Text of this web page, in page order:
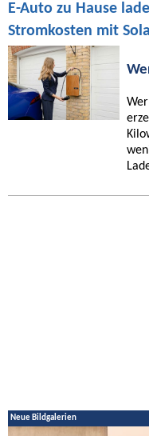
E-Auto zu Hause
Stromkosten mit
Neue Bildgalerien